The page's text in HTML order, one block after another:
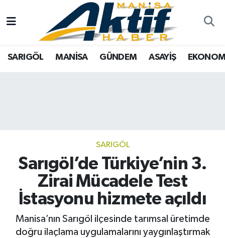
SARIGÖL MANİSA GÜNDEM ASAYİŞ
SARIGÖL
Sarıgöl’de Türkiye’nin 3.
Zirai Mücadele Test
İstasyonu hizmete açıldı
Manisa’nın Sarıgöl ilçesinde tarımsal üretimde
doğru ilaçlama uygulamalarını yaygınlaştırmak
Yazarlar
SARIGÖL
SPOR
TARIM
SİYASET
Türkiye
Eğitim
Kültür Sanat
Manisa
Manisa Nöbetçi Eczaneler
Süper Lig Puan Durumu ve Fikstür
Tüm Manşetler
Son Dakika Haberleri
Haber Arşivi